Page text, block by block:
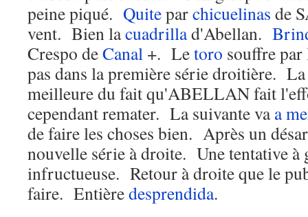
peine piqué. Quiteparchicuelinas de
vent. Bien lacuadrillad'Abellan.
Crespo deCanal +. Letoro souffre par
pas dans la première série droitière.
meilleure du fait qu'ABELLAN fait
cependant remater. La suivante vaa
de faire les choses bien. Après un
nouvelle série à droite. Une tentative à
infructueuse. Retour à droite que le
faire. Entièredesprendida.